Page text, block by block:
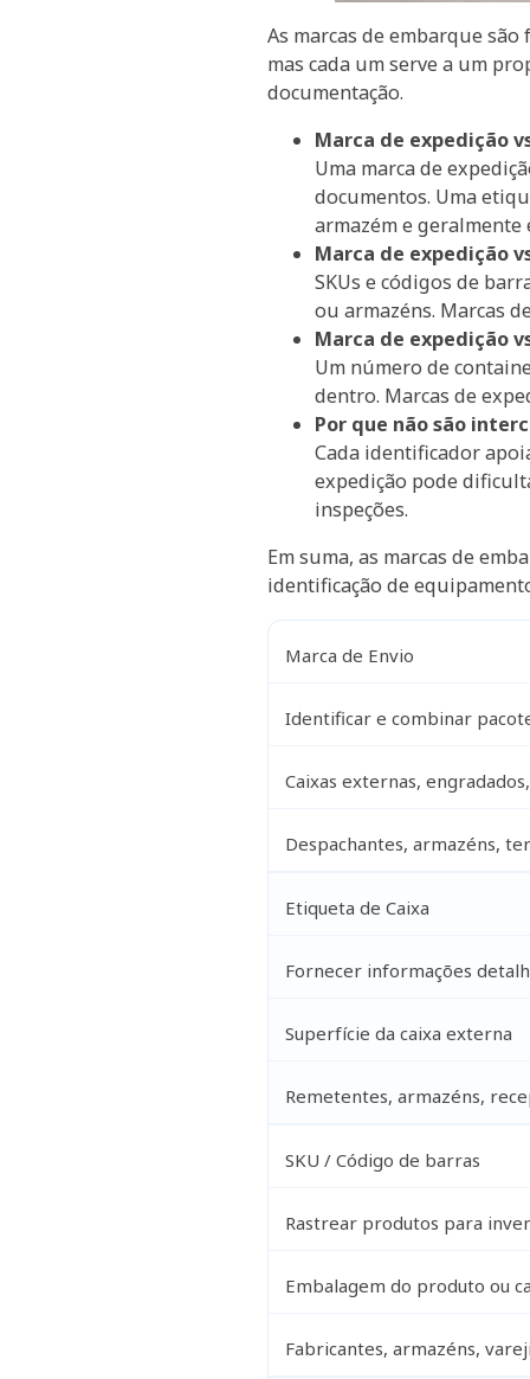
As marcas de embarque
mas cada um serve a um
documentação.
Marca de expedição
Uma marca de
documentos. Uma
armazém e geralmente
Marca de expedição
SKUs e códigos de
ou armazéns. Marcas
Marca de expedição
Um número de
dentro. Marcas de
Por que não são
Cada identificador
expedição pode
inspeções.
Em suma, as marcas de
identificação de
Marca de Envio
Identificar e combinar
Caixas externas,
Despachantes, armazéns,
Etiqueta de Caixa
Fornecer informações
Superfície da caixa externa
Remetentes, armazéns,
SKU / Código de barras
Rastrear produtos para
Embalagem do produto ou
Fabricantes, armazéns,